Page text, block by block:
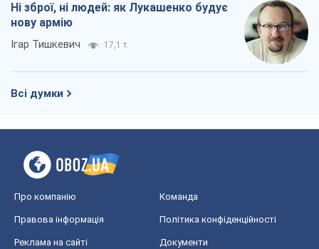
Ні зброї, ні людей: як Лукашенко будує
нову армію
Ігар Тишкевич 17,1 т.
Всі думки
Про компанію Команда
Правова інформація Політика конфіденційності
Реклама на сайті Документи